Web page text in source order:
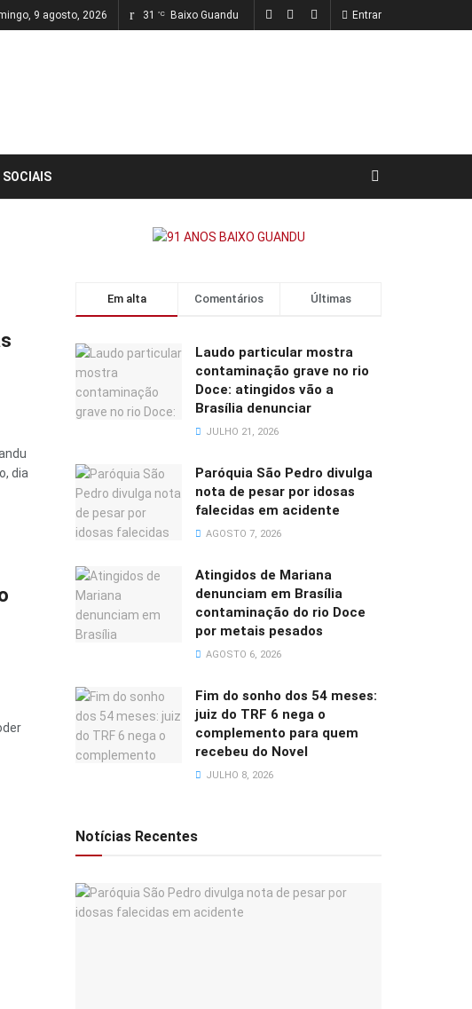
9 agosto, 2026 31 °C Baixo Guandu Entrar
SOCIAIS
dia
Em alta Comentários Últimas
Laudo particular mostra
contaminação grave no rio
Doce: atingidos vão a
Brasília denunciar
JULHO 21, 2026
Paróquia São Pedro divulga
nota de pesar por idosas
falecidas em acidente
AGOSTO 7, 2026
Atingidos de Mariana
denunciam em Brasília
contaminação do rio Doce
por metais pesados
AGOSTO 6, 2026
Fim do sonho dos 54 meses:
juiz do TRF 6 nega o
complemento para quem
recebeu do Novel
JULHO 8, 2026
Notícias Recentes